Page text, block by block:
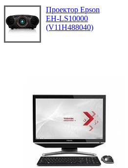
Проектор Epson
EH-LS10000
(V11H488040)